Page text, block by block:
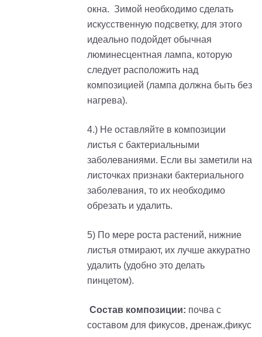
окна. Зимой необходимо сделать
искусственную подсветку, для этого
идеально подойдет обычная
люминесцентная лампа, которую
следует расположить над
композицией (лампа должна быть без
нагрева).
4.) Не оставляйте в композиции
листья с бактериальными
заболеваниями. Если вы заметили на
листочках признаки бактериального
заболевания, то их необходимо
обрезать и удалить.
5) По мере роста растений, нижние
листья отмирают, их лучше аккуратно
удалить (удобно это делать
пинцетом).
Состав композиции: почва с
составом для фикусов, дренаж,фикус